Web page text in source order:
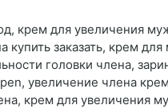
крем для увеличения
заказать, крем
головки члена,
увеличение члена
крем для увеличения